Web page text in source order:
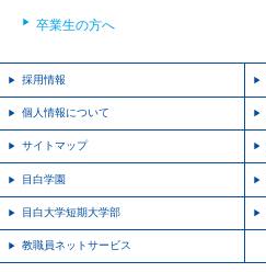
卒業生の方へ
採用情報
個人情報について
サイトマップ
目白学園
目白大学短期大学部
教職員ネットサービス